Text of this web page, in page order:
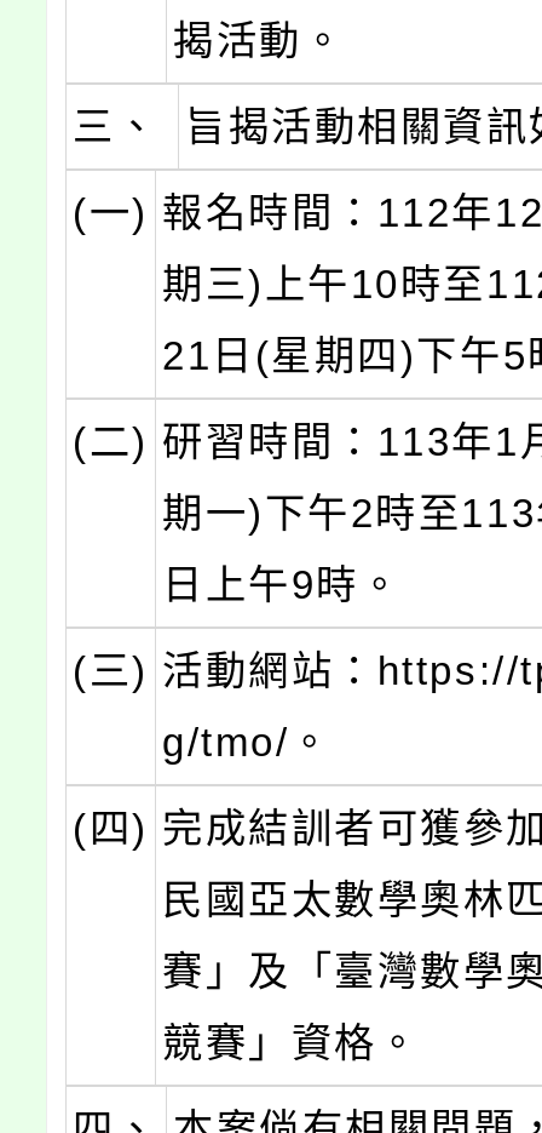
揭活動。
三、
旨揭活動相關資訊
(一) 報名時間：112年
期三)上午10時至
21日(星期四)下午5
(二) 研習時間：113年1
期一)下午2時至
日上午9時。
(三) 活動網站：https://
g/tmo/。
(四) 完成結訓者可獲參
民國亞太數學奧林
賽」及「臺灣數學
競賽」資格。